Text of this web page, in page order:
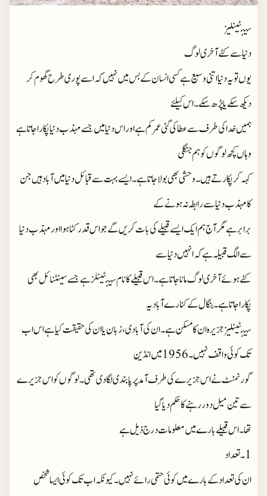
سينٹينليز
دنیا سے کٹے آخری لوگ
یوں تو یہ دنیا اتنی وسیع ہے کسی انسان کے بس میں نہیں کہ اسے پوری طرح گھوم کر
دیکھ سکے یا پڑھ سکے۔اس کیلئے
ہمیں خدا کی طرف سے عطا کی گئی عمر کم ہے اور اس دنیا میں جسے مہذب دنیا پکارا جاتا ہے
وہاں کچھ لوگوں کو ہم جنگلی
کہہ کر پکارتے ہیں۔وحشی بھی بولا جاتا ہے۔ایسے بہت سے قبائل دنیا میں آباد ہیں جن
کا مہذب دنیا سے رابطہ نہ ہونے کے
برابر ہے مگر آج ہم ایک ایسے قبیلے کی بات کریں گے جو اس قدر کٹا ہوا اور مہذب دنیا
سے الگ قبیلہ ہے کہ انہیں دنیا سے
کٹے ہوئے آخری لوگ مانا جاتا ہے۔اس قبیلے کا نام سینٹینلز ہے جسے سینٹنائل بھی
پکارا جاتا ہے۔بنگال کے کنارے آباد یہ
سینٹینلیز جزیرہ ان کا مسکن ہے۔ان کی آبادی،زبان یا ان کی حقیقت کیا ہے اس اب
تک کوئی واقف نہیں۔1956 میں انڈین
گورنمنٹ نے اس جزیرے کی طرف آمد پر پابندی لگا دی تھی۔لوگوں کو اس جزیرے
سے تین میل دور رہنے کا حکم دیا گیا
تھا۔اس قبیلے بارے میں معلومات درج ذیل ہے
1۔تعداد
ان کی تعداد کے بارے میں کوئی حتمی رائے نہیں۔کیونکہ اب تک کوئی ایسا شخص